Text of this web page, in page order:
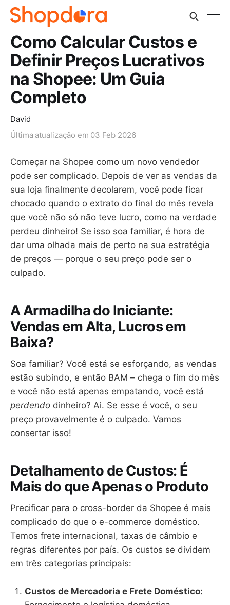
Como Calcular Custos e
Definir Preços Lucrativos
na Shopee: Um Guia
Completo
David
Última atualização em 03 Feb 2026
Começar na Shopee como um novo vendedor
pode ser complicado. Depois de ver as vendas da
sua loja finalmente decolarem, você pode ficar
chocado quando o extrato do final do mês revela
que você não só não teve lucro, como na verdade
perdeu dinheiro! Se isso soa familiar, é hora de
dar uma olhada mais de perto na sua estratégia
de preços — porque o seu preço pode ser o
culpado.
A Armadilha do Iniciante:
Vendas em Alta, Lucros em
Baixa?
Soa familiar? Você está se esforçando, as vendas
estão subindo, e então BAM – chega o fim do mês
e você não está apenas empatando, você está
perdendo dinheiro? Ai. Se esse é você, o seu
preço provavelmente é o culpado. Vamos
consertar isso!
Detalhamento de Custos: É
Mais do que Apenas o Produto
Precificar para o cross-border da Shopee é mais
complicado do que o e-commerce doméstico.
Temos frete internacional, taxas de câmbio e
regras diferentes por país. Os custos se dividem
em três categorias principais:
Custos de Mercadoria e Frete Doméstico: